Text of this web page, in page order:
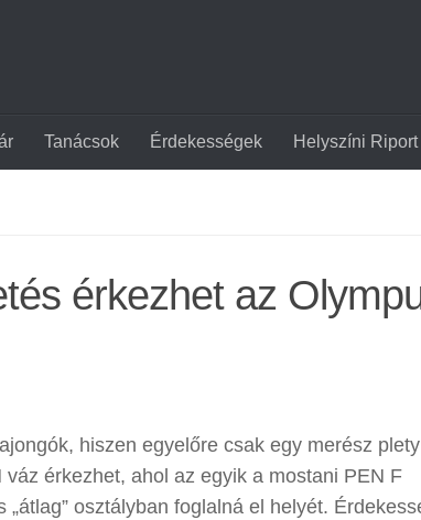
Tanácsok Érdekességek Helyszíni Riport
érkezhet az
hiszen egyelőre csak egy merész
érkezhet, ahol az egyik a mostani PEN F
osztályban foglalná el helyét.